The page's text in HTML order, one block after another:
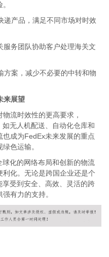
递产品，满足不同市场对时效
务团队协助客户处理海关文
方案，减少不必要的中转和物
来展望
流时效性的更高要求，
无人机配送、自动化仓库和
也成为FedEx未来发展的重点
色运输。
化的网络布局和创新的物流
化。无论是跨国企业还是个
受到安全、高效、灵活的跨
有力的支持。